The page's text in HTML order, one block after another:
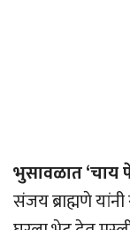
भुसावळात ‘चाय
संजय ब्राह्मणे